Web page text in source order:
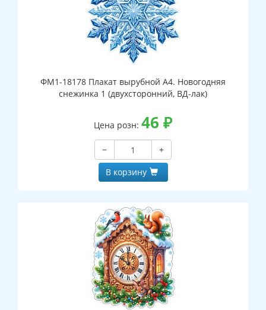
ФМ1-18178 Плакат вырубной А4. Новогодняя
снежинка 1 (двухсторонний, ВД-лак)
Цена розн: 46 ₽
−
+
В корзину